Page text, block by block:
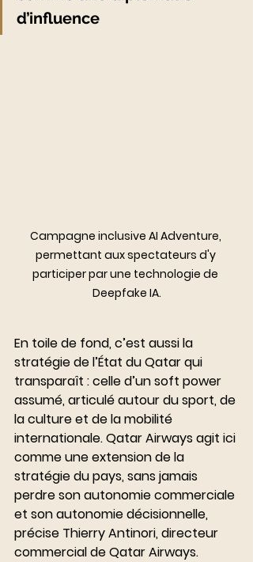
d’influence
Campagne inclusive AI Adventure,
permettant aux spectateurs d'y
participer par une technologie de
Deepfake IA.
En toile de fond, c’est aussi la
stratégie de l’État du Qatar qui
transparaît : celle d’un soft power
assumé, articulé autour du sport, de
la culture et de la mobilité
internationale. Qatar Airways agit ici
comme une extension de la
stratégie du pays, sans jamais
perdre son autonomie commerciale
et son autonomie décisionnelle,
précise Thierry Antinori, directeur
commercial de Qatar Airways.